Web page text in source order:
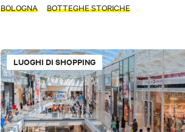
BOLOGNA BOTTEGHE STORICHE
LUOGHI DI SHOPPING